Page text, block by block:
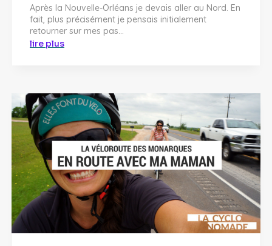
Après la Nouvelle-Orléans je devais aller au Nord. En
fait, plus précisément je pensais initialement
retourner sur mes pas...
lire plus